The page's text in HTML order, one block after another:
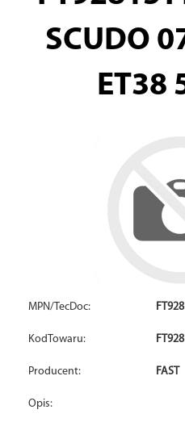
SCUDO
ET38
MPN/TecDoc:
KodTowaru:
Producent: FAST
Opis: